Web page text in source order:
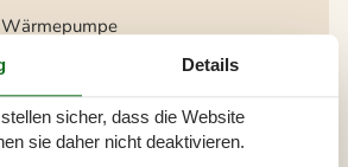
Details
sicher, dass die Website
sie daher nicht deaktivieren.